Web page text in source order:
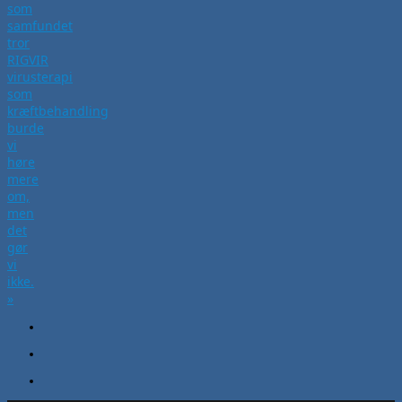
som
samfundet
tror
RIGVIR
virusterapi
som
kræftbehandling
burde
vi
høre
mere
om,
men
det
gør
vi
ikke.
»